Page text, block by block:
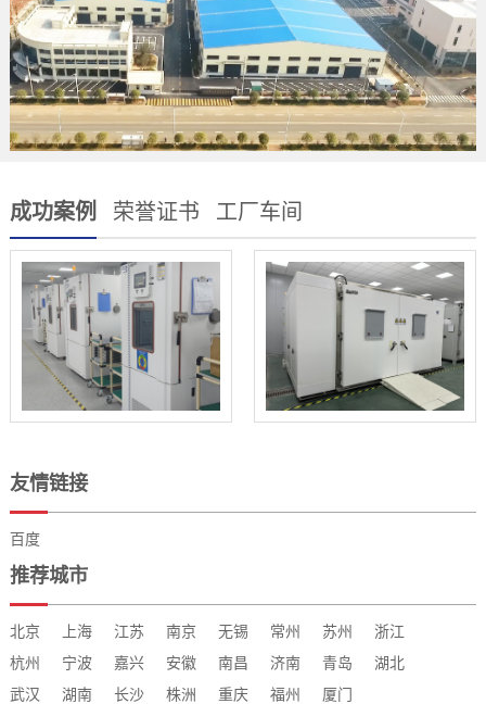
成功案例 荣誉证书 工厂车间
友情链接
百度
推荐城市
北京 上海 江苏 南京 无锡 常州 苏州
浙江
杭州
宁波 嘉兴 安徽 南昌 济南 青岛
湖北
武汉
湖南 长沙 株洲 重庆 福州 厦门